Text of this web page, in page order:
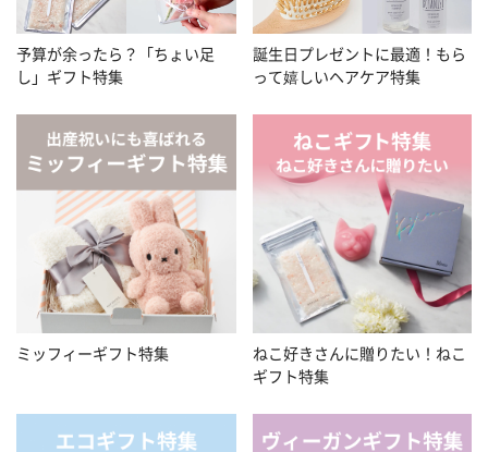
予算が余ったら？「ちょい足
し」ギフト特集
誕生日プレゼントに最適！もら
って嬉しいヘアケア特集
ミッフィーギフト特集
ねこ好きさんに贈りたい！ねこ
ギフト特集